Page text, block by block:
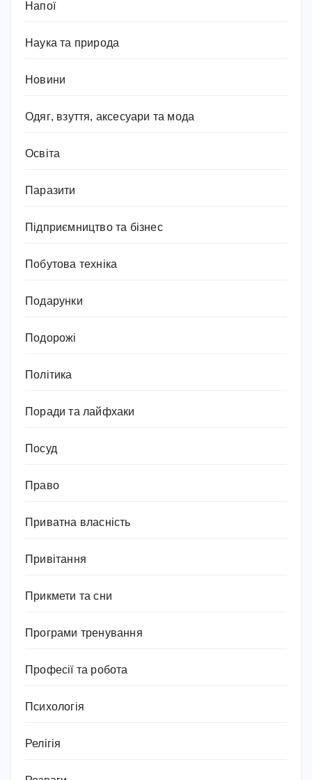
Напої
Наука та природа
Новини
Одяг, взуття, аксесуари та мода
Освіта
Паразити
Підприємництво та бізнес
Побутова техніка
Подарунки
Подорожі
Політика
Поради та лайфхаки
Посуд
Право
Приватна власність
Привітання
Прикмети та сни
Програми тренування
Професії та робота
Психологія
Релігія